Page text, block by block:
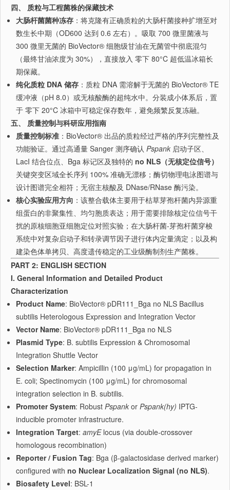
四、 质粒与工程菌株的保藏技术
大肠杆菌菌种冻存 ：将克隆有正确质粒的大肠杆菌接种扩增至对
数生长中期（OD600 达到 0.6 左右）。吸取 700 微里菌液与
300 微里无菌的 BioVector® 细胞级甘油在无菌管中彻底混匀
（最终甘油浓度为 30%），直接放入 零下 80°C 超低温冰箱长
期保藏。
纯化质粒 DNA 储存 ：质粒 DNA 需溶解于无菌的 BioVector® TE
缓冲液（pH 8.0）或无核酸酶的超纯水中。分装成小体系后，置
于 零下 20°C 冰箱中可稳定保存数年，避免频繁反复冻融。
五、 质量控制与科研应用指南
质量控制标准 ：BioVector® 出品的质粒经过严格的序列完整性及
功能验证。通过高通量 Sanger 测序确认 Pspank 启动子区、
LacI 结合位点、Bga 标记区及独特的 no NLS（无核定位信号）
关键突变区域全长序列 100% 准确无漂移；酶切物理电泳图谱与
设计图谱完全相符；无宿主核酸及 DNase/RNase 酶污染。
核心实验应用方向 ：该整合载体主要用于枯草芽孢杆菌内异源重
组蛋白的非聚集性、均匀胞质表达；用于需要排除核定位信号干
扰的原核细胞亚细胞定位对照实验；在大肠杆菌-芽孢杆菌穿梭
系统中对复杂启动子和转录调节因子进行体内定量滴定；以及构
建染色体单拷贝、高度遗传稳定的工业级酶制剂生产菌株。
PART 2: ENGLISH SECTION
I. General Information and Detailed Product
Characterization
Product Name: BioVector® pDR111_Bga no NLS Bacillus
subtilis Heterologous Expression and Integration Vector
Vector Name: BioVector® pDR111_Bga no NLS
Plasmid Type: B. subtilis Expression & Chromosomal
Integration Shuttle Vector
Selection Marker: Ampicillin (100 μg/mL) for propagation in
E. coli; Spectinomycin (100 μg/mL) for chromosomal
integration selection in B. subtilis.
Promoter System: Robust Pspank or Pspank(hy) IPTG-
inducible promoter infrastructure.
Integration Target: amyElocus (via double-crossover
homologous recombination)
Reporter / Fusion Tag: Bga (β-galactosidase derived marker)
configured with no Nuclear Localization Signal (no NLS).
Biosafety Level: BSL-1